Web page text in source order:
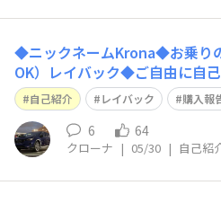
◆ニックネームKrona◆お乗り
OK）レイバック◆ご自由に自
良いなーと思っていたら23年式
タワーバー、ドロースティフナ
クを見つけて衝動買いしました
っと面倒を見られていた個体と
自己紹介 レイバック 購入報
6 64
クローナ | 05/30 | 自己紹